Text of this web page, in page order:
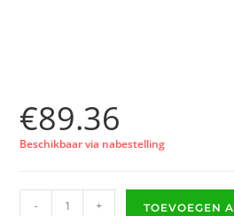
€89.36
Beschikbaar via nabestelling
- + TOEVOEGEN